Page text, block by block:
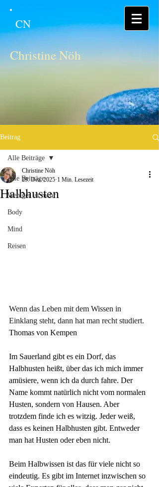
CN
Christine Nöh
Beitrag
Alle Beiträge
Weniger ist mehr
Body
Mind
Reisen
Alle Beiträge
Halbhusten
Christine Nöh
29. Dez. 2025 1 Min. Lesezeit
Wenn das Leben mit dem Wissen in
Einklang steht, dann hat man recht studiert.
Thomas von Kempen
Im Sauerland gibt es ein Dorf, das
Halbhusten heißt, über das ich mich immer
amüsiere, wenn ich da durch fahre. Der
Name kommt natürlich nicht vom normalen
Husten, sondern von Hausen. Aber
trotzdem finde ich es witzig. Jeder weiß,
dass es keinen Halbhusten gibt. Entweder
man hat Husten oder eben nicht.
Beim Halbwissen ist das für viele nicht so
eindeutig. Es gibt im Internet inzwischen so